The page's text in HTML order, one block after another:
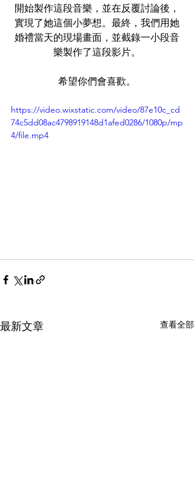
開始製作這段音樂，並在反覆討論後，
實現了她這個小夢想。最終，我們用她
婚禮當天的現場畫面，並截錄一小段音
樂製作了這段影片。
希望你們會喜歡。
https://video.wixstatic.com/video/87e10c_cd
74c5dd08ac4798919148d1afed0286/1080p/mp
4/file.mp4
最新文章 查看全部